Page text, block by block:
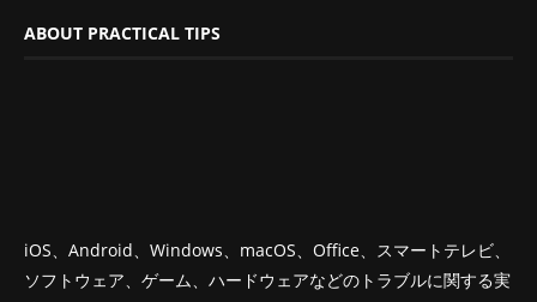
ABOUT PRACTICAL TIPS
iOS、Android、Windows、macOS、Office、スマートテレビ、
ソフトウェア、ゲーム、ハードウェアなどのトラブルに関する実